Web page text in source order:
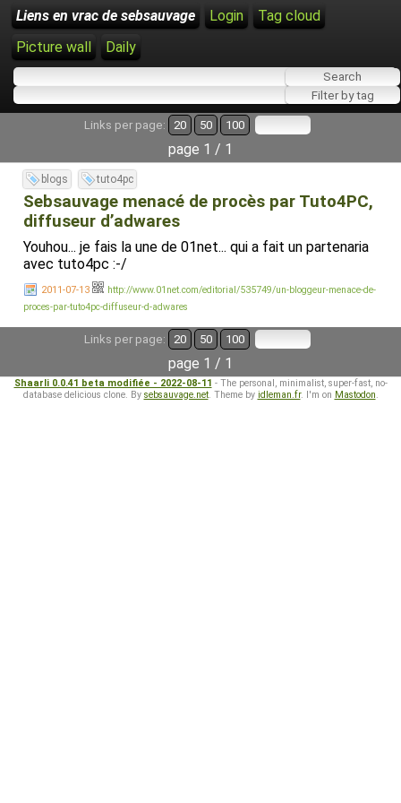
Liens en vrac de sebsauvage Login
Tag cloud
Picture wall
Daily
Links per page: 20 50 100
page 1 / 1
blogs tuto4pc
Sebsauvage menacé de procès par Tuto4PC,
diffuseur d’adwares
Youhou... je fais la une de 01net... qui a fait un partenaria
avec tuto4pc :-/
2011-07-13
http://www.01net.com/editorial/535749/un-bloggeur-menace-de-
proces-par-tuto4pc-diffuseur-d-adwares
Links per page: 20 50 100
page 1 / 1
Shaarli 0.0.41 beta modifiée - 2022-08-11 - The personal, minimalist, super-fast, no-
database delicious clone. By sebsauvage.net. Theme by idleman.fr. I'm on Mastodon.